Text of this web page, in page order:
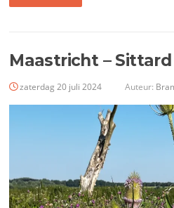
Maastricht – Sittard
zaterdag 20 juli 2024 Auteur: